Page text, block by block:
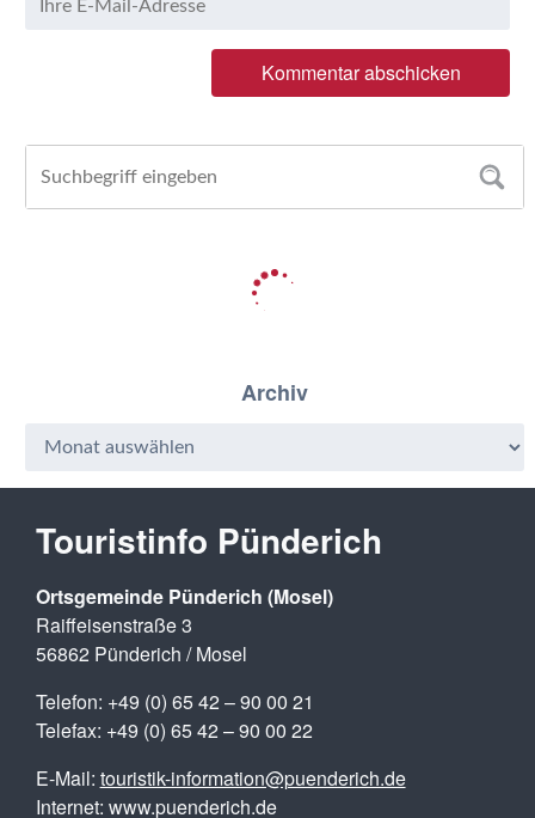
Archiv
Touristinfo Pünderich
Ortsgemeinde Pünderich (Mosel)
Raiffeisenstraße 3
56862 Pünderich / Mosel
Telefon: +49 (0) 65 42 – 90 00 21
Telefax: +49 (0) 65 42 – 90 00 22
E-Mail: touristik-information@puenderich.de
Internet: www.puenderich.de